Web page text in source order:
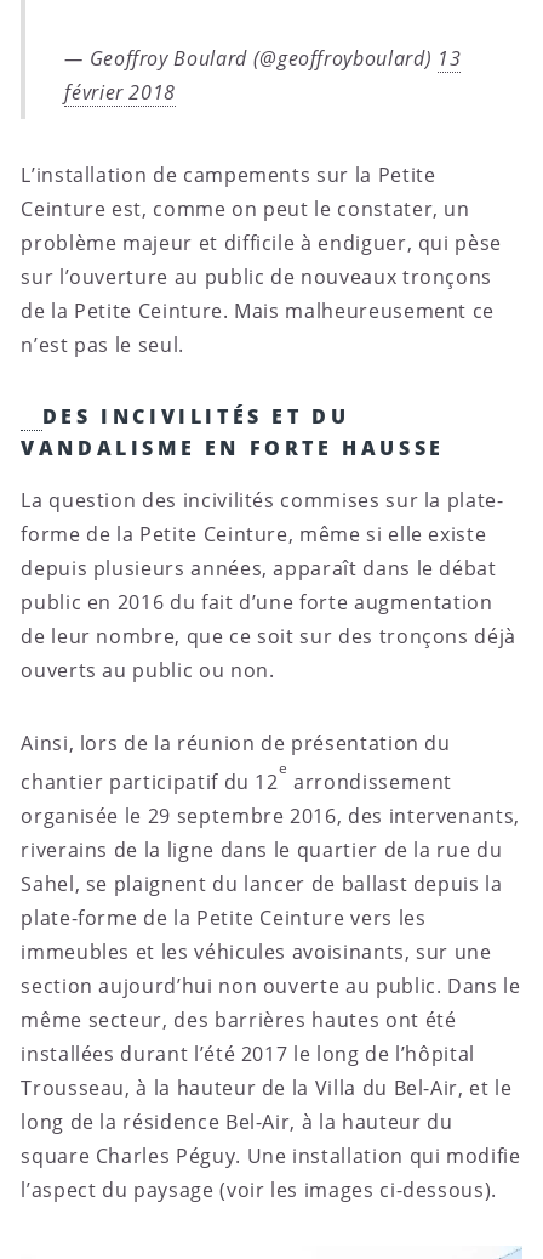
— Geoffroy Boulard (@geoffroyboulard) 13
février 2018
L’installation de campements sur la Petite
Ceinture est, comme on peut le constater, un
problème majeur et difficile à endiguer, qui pèse
sur l’ouverture au public de nouveaux tronçons
de la Petite Ceinture. Mais malheureusement ce
n’est pas le seul.
DES INCIVILITÉS ET DU
VANDALISME EN FORTE HAUSSE
La question des incivilités commises sur la plate-
forme de la Petite Ceinture, même si elle existe
depuis plusieurs années, apparaît dans le débat
public en 2016 du fait d’une forte augmentation
de leur nombre, que ce soit sur des tronçons déjà
ouverts au public ou non.
Ainsi, lors de la réunion de présentation du
chantier participatif du 12
e
arrondissement
organisée le 29 septembre 2016, des intervenants,
riverains de la ligne dans le quartier de la rue du
Sahel, se plaignent du lancer de ballast depuis la
plate-forme de la Petite Ceinture vers les
immeubles et les véhicules avoisinants, sur une
section aujourd’hui non ouverte au public. Dans le
même secteur, des barrières hautes ont été
installées durant l’été 2017 le long de l’hôpital
Trousseau, à la hauteur de la Villa du Bel-Air, et le
long de la résidence Bel-Air, à la hauteur du
square Charles Péguy. Une installation qui modifie
l’aspect du paysage (voir les images ci-dessous).